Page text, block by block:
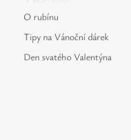
O rubínu
Tipy na Vánoční dárek
Den svatého Valentýna